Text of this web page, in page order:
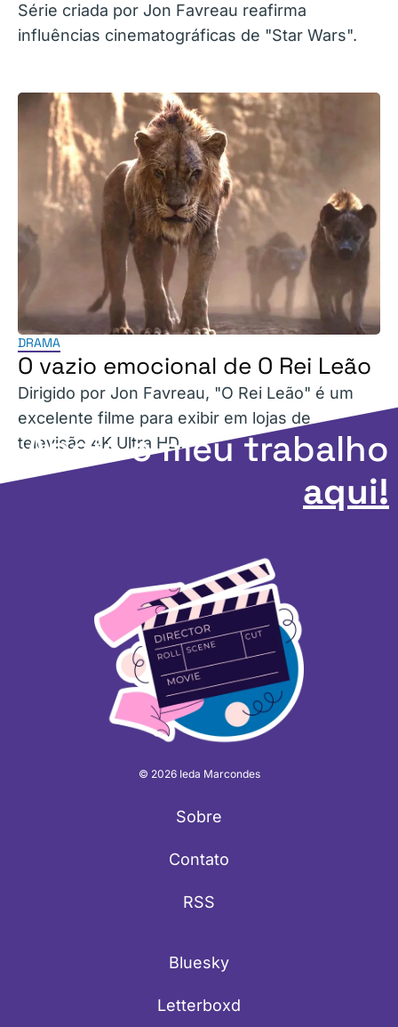
Série criada por Jon Favreau reafirma
influências cinematográficas de "Star Wars".
DRAMA
O vazio emocional de O Rei Leão
Dirigido por Jon Favreau, "O Rei Leão" é um
excelente filme para exibir em lojas de
televisão 4K Ultra HD.
Apoie o meu trabalho
aqui!
© 2026 Ieda Marcondes
Sobre
Contato
RSS
Bluesky
Letterboxd